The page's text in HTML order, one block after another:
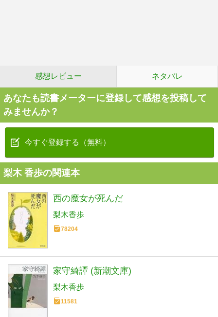
感想レビュー ネタバレ
あなたも読書メーターに登録して感想を投稿して
みませんか？
今すぐ登録する（無料）
梨木 香歩の関連本
西の魔女が死んだ
梨木香歩
78204
家守綺譚 (新潮文庫)
梨木香歩
11581